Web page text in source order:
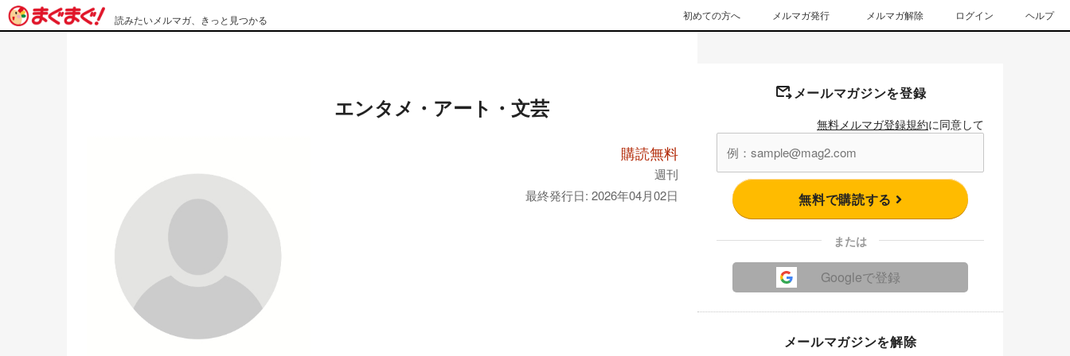
読みたいメルマガ、きっと見つかる 初めての方へ メルマガ発行 メルマガ解除 ログイン ヘルプ
エンタメ・アート・文芸
購読無料
週刊
最終発行日: 2026年04月02日
メールマガジンを登録
無料メルマガ登録規約に同意して
無料で購読する
または
Googleで登録
メールマガジンを解除